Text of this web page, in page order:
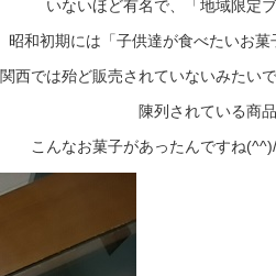
いないほど有名で、「地域限定
昭和初期には「子供達が食べたいお菓
関西では殆ど販売されていないみたい
陳列されている商
こんなお菓子があったんですね